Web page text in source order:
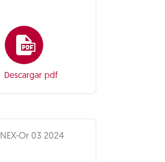
Descargar pdf
INEX-Or 03 2024